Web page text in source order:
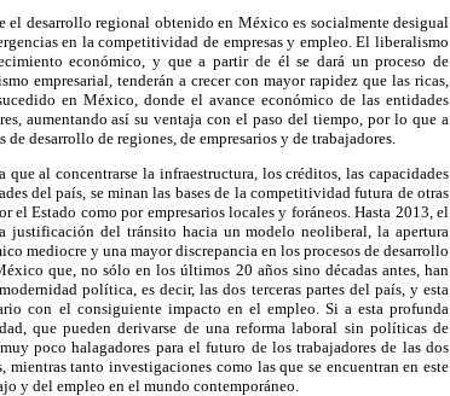
el desarrollo regional obtenido en México es socialmente desigual
en la competitividad de empresas y empleo. El liberalismo
económico, y que a partir de él se dará un proceso de
empresarial, tenderán a crecer con mayor rapidez que las ricas,
en México, donde el avance económico de las entidades
aumentando así su ventaja con el paso del tiempo, por lo que a
desarrollo de regiones, de empresarios y de trabajadores.
al concentrarse la infraestructura, los créditos, las capacidades
del país, se minan las bases de la competitividad futura de otras
Estado como por empresarios locales y foráneos. Hasta 2013, el
justificación del tránsito hacia un modelo neoliberal, la apertura
mediocre y una mayor discrepancia en los procesos de desarrollo
que, no sólo en los últimos 20 años sino décadas antes, han
política, es decir, las dos terceras partes del país, y esta
con el consiguiente impacto en el empleo. Si a esta profunda
que pueden derivarse de una reforma laboral sin políticas de
poco halagadores para el futuro de los trabajadores de las dos
mientras tanto investigaciones como las que se encuentran en este
y del empleo en el mundo contemporáneo.